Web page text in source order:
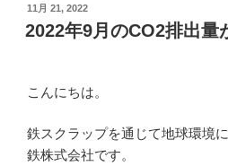
投
稿
日:
11月 21, 2022
2022年9月のCO2排出量
こんにちは。
鉄スクラップを通じて地球環境
鉄株式会社です。